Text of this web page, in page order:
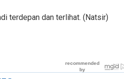
terdepan dan terlihat. (Natsir)